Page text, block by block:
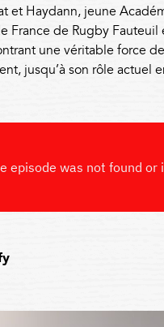
et Haydann, jeune
France de Rugby
une véritable force
jusqu’à son rôle